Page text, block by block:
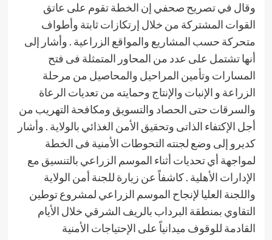
وقال في تصريح صحفي إن الخطة تقوم على عاتق
القوات المشتركة من خلال إرتكازات ثابتة وأطواف
متحركة حسب المشاريع والمواقع الزراعية . وأشار إلى
أنها تشتمل على عدد من المحاور المتمثلة فى فتح
المسارات وتأمين المراحيل والمحاصيل من مرحلة
الزراعة و الإنبات والإنتاج وحمايته من تعديات الرعاة
والسرقات حتى الحصاد والتسويق ومكافحة التهريب من
أجل الإكتفاء الذاتى وتحقيق الأمن الغذائي بالولاية . وأشار
كديرو إلى وضع لجنته التحوطات الأمنية فى الخطة
لمواجهة أي تحديات أثناء الموسم الزراعي بالتنسيق مع
الإدارات الأهلية . كاشفاً عن زيارة للجنة أمن الولاية
واللجنة العليا لإنجاح الموسم الزراعي لمشروع توطين
التقاوي بمنطقة البرداب بالريف الشرقي خلال الأيام
القادمة للوقوف ميدانياً على الإحتياجات الأمنية